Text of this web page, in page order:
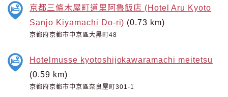
京都三條木屋町道里阿魯飯店 (Hotel Aru Kyoto
Sanjo Kiyamachi Do-ri) (0.73 km)
京都府京都市中京區大黑町48
Hotelmusse kyotoshijokawaramachi meitetsu
(0.59 km)
京都府京都市中京區奈良屋町301-1